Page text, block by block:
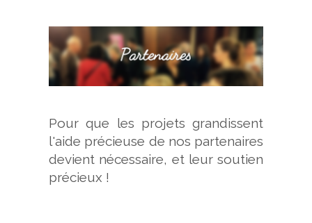
Pour que les projets grandissent
l'aide précieuse de nos partenaires
devient nécessaire, et leur soutien
précieux !